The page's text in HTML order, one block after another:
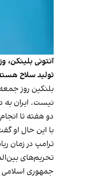
آنتونی بلینکن،
تولید سلاح
بلنکین روز
نیست. ایران به
دو هفته تا
با این حال او
ترامپ در زمان
تحریم‌های
جمهوری اسلامی